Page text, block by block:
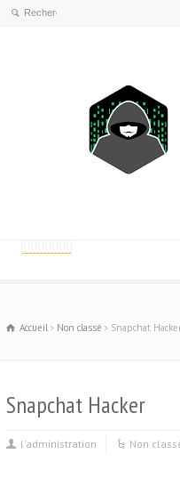
Accueil Non classé Snapchat
Snapchat Hacker
l'administration Non